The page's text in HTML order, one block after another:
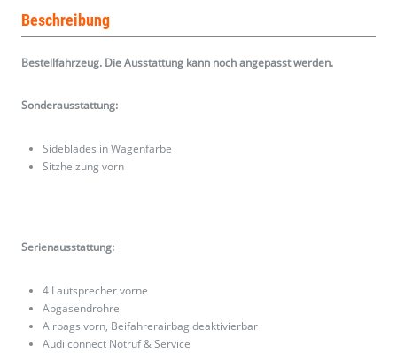
Beschreibung
Bestellfahrzeug. Die Ausstattung kann noch angepasst werden.
Sonderausstattung:
Sideblades in Wagenfarbe
Sitzheizung vorn
Serienausstattung:
4 Lautsprecher vorne
Abgasendrohre
Airbags vorn, Beifahrerairbag deaktivierbar
Audi connect Notruf & Service